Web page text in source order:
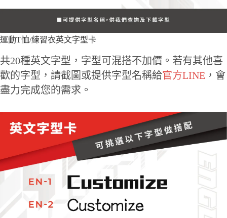
運動T恤/練習衣英文字型卡
共20種英文字型，字型可混搭不加價。若有其他喜
歡的字型，請截圖或提供字型名稱給官方LINE ，會
盡力完成您的需求。